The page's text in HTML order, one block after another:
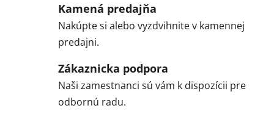
Kamená predajňa
Nakúpte si alebo vyzdvihnite v kamennej
predajni.
Zákaznicka podpora
Naši zamestnanci sú vám k dispozícii pre
odbornú radu.